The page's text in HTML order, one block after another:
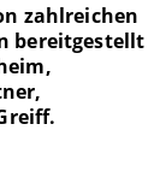
zahlreichen
bereitgestellt